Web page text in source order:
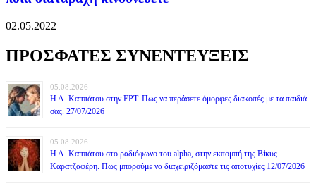
02.05.2022
ΠΡΟΣΦΑΤΕΣ ΣΥΝΕΝΤΕΥΞΕΙΣ
05.08.2026
Η Α. Καππάτου στην ΕΡΤ. Πως να περάσετε όμορφες διακοπές με τα παιδιά
σας. 27/07/2026
05.08.2026
Η Α. Καππάτου στο ραδιόφωνο του alpha, στην εκπομπή της Βίκυς
Καρατζαφέρη. Πως μπορούμε να διαχειριζόμαστε τις αποτυχίες 12/07/2026